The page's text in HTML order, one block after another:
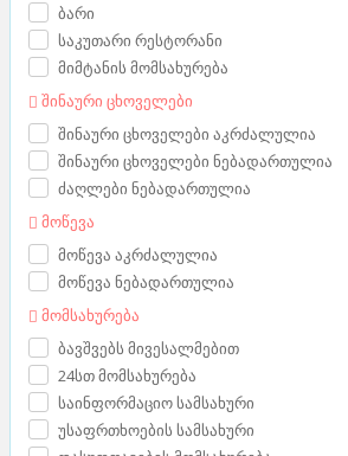
ბარი
საკუთარი რესტორანი
მიმტანის მომსახურება
შინაური ცხოველები
შინაური ცხოველები აკრძალულია
შინაური ცხოველები ნებადართულია
ძაღლები ნებადართულია
მოწევა
მოწევა აკრძალულია
მოწევა ნებადართულია
მომსახურება
ბავშვებს მივესალმებით
24სთ მომსახურება
საინფორმაციო სამსახური
უსაფრთხოების სამსახური